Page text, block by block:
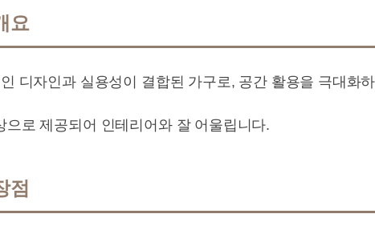
요
디자인과 실용성이 결합된 가구로, 공간 활용을 극대화
으로 제공되어 인테리어와 잘 어울립니다.
점